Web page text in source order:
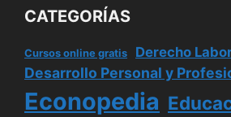
CATEGORÍAS
Cursos online gratis Derecho
Desarrollo Personal y
Econopedia